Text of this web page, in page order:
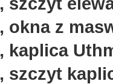
, okna z
, kaplica
, szczyt